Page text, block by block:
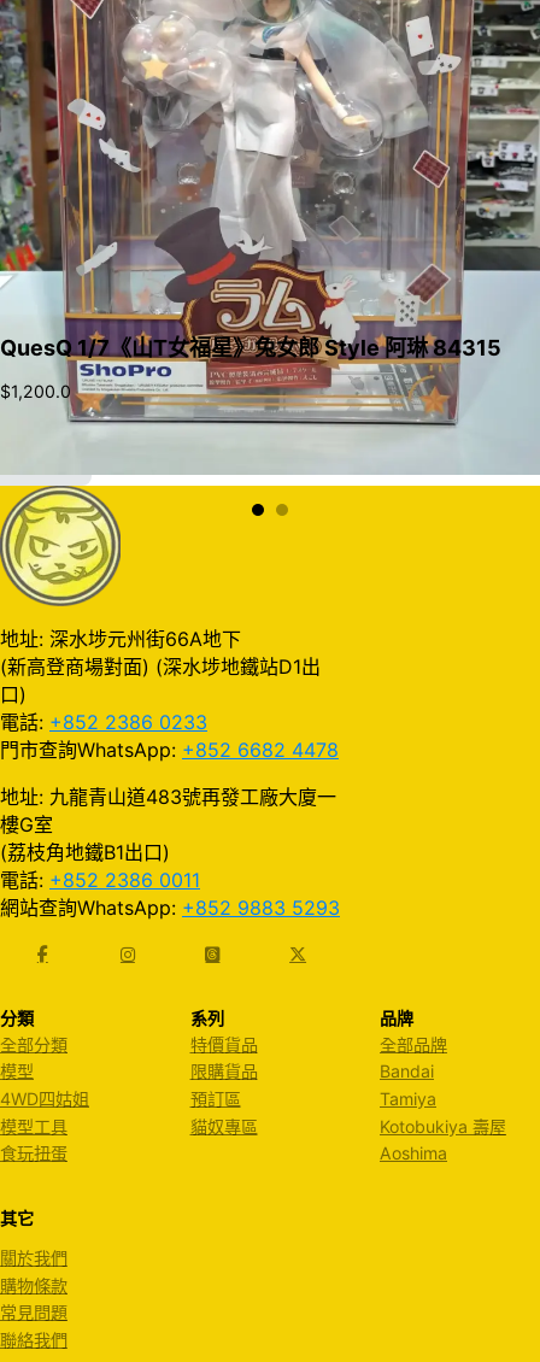
QuesQ 1/7《山T女福星》兔女郎 Style 阿琳 84315
$1,200.0
地址: 深水埗元州街66A地下
(新高登商場對面) (深水埗地鐵站D1出
口)
電話: +852 2386 0233
門市查詢WhatsApp: +852 6682 4478
地址: 九龍青山道483號再發工廠大廈一
樓G室
(荔枝角地鐵B1出口)
電話: +852 2386 0011
網站查詢WhatsApp: +852 9883 5293
分類
全部分類
模型
4WD四姑姐
模型工具
食玩扭蛋
系列
特價貨品
限購貨品
預訂區
貓奴專區
品牌
全部品牌
Bandai
Tamiya
Kotobukiya 壽屋
Aoshima
其它
關於我們
購物條款
常見問題
聯絡我們